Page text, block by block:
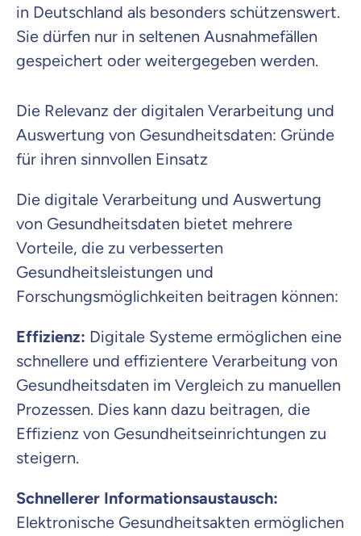
in Deutschland als besonders schützenswert.
Sie dürfen nur in seltenen Ausnahmefällen
gespeichert oder weitergegeben werden.
Die Relevanz der digitalen Verarbeitung und
Auswertung von Gesundheitsdaten: Gründe
für ihren sinnvollen Einsatz
Die digitale Verarbeitung und Auswertung
von Gesundheitsdaten bietet mehrere
Vorteile, die zu verbesserten
Gesundheitsleistungen und
Forschungsmöglichkeiten beitragen können:
Effizienz: Digitale Systeme ermöglichen eine
schnellere und effizientere Verarbeitung von
Gesundheitsdaten im Vergleich zu manuellen
Prozessen. Dies kann dazu beitragen, die
Effizienz von Gesundheitseinrichtungen zu
steigern.
Schnellerer Informationsaustausch:
Elektronische Gesundheitsakten ermöglichen